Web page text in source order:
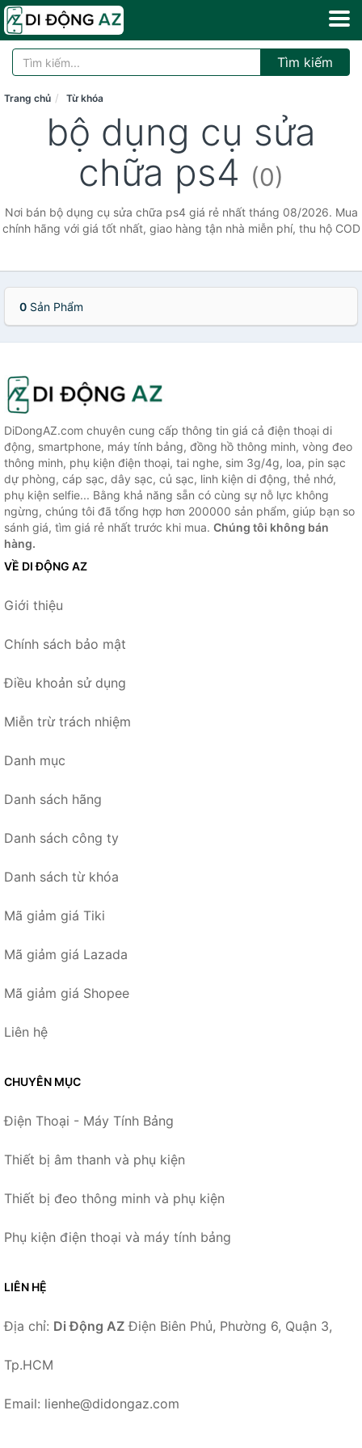
Tìm kiếm
Trang chủ Từ khóa
bộ dụng cụ sửa
chữa ps4 (0)
Nơi bán bộ dụng cụ sửa chữa ps4 giá rẻ nhất tháng 08/2026. Mua
chính hãng với giá tốt nhất, giao hàng tận nhà miễn phí, thu hộ COD
0 Sản Phẩm
DiDongAZ.com chuyên cung cấp thông tin giá cả điện thoại di
động, smartphone, máy tính bảng, đồng hồ thông minh, vòng đeo
thông minh, phụ kiện điện thoại, tai nghe, sim 3g/4g, loa, pin sạc
dự phòng, cáp sạc, dây sạc, củ sạc, linh kiện di động, thẻ nhớ,
phụ kiện selfie... Bằng khả năng sẵn có cùng sự nỗ lực không
ngừng, chúng tôi đã tổng hợp hơn 200000 sản phẩm, giúp bạn so
sánh giá, tìm giá rẻ nhất trước khi mua. Chúng tôi không bán
hàng.
VỀ DI ĐỘNG AZ
Giới thiệu
Chính sách bảo mật
Điều khoản sử dụng
Miễn trừ trách nhiệm
Danh mục
Danh sách hãng
Danh sách công ty
Danh sách từ khóa
Mã giảm giá Tiki
Mã giảm giá Lazada
Mã giảm giá Shopee
Liên hệ
CHUYÊN MỤC
Điện Thoại - Máy Tính Bảng
Thiết bị âm thanh và phụ kiện
Thiết bị đeo thông minh và phụ kiện
Phụ kiện điện thoại và máy tính bảng
LIÊN HỆ
Địa chỉ: Di Động AZ Điện Biên Phủ, Phường 6, Quận 3,
Tp.HCM
Email: lienhe@didongaz.com